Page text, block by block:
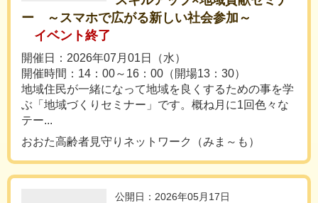
ー ～スマホで広がる新しい社会参加～
イベント終了
開催日：2026年07月01日（水）
開催時間：14：00～16：00（開場13：30）
地域住民が一緒になって地域を良くするための事を学
ぶ「地域づくりセミナー」です。概ね月に1回色々な
テー...
おおた高齢者見守りネットワーク（みま～も）
公開日：2026年05月17日